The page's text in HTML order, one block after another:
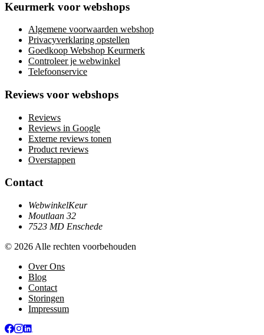
Keurmerk voor webshops
Algemene voorwaarden webshop
Privacyverklaring opstellen
Goedkoop Webshop Keurmerk
Controleer je webwinkel
Telefoonservice
Reviews voor webshops
Reviews
Reviews in Google
Externe reviews tonen
Product reviews
Overstappen
Contact
WebwinkelKeur
Moutlaan 32
7523 MD Enschede
© 2026 Alle rechten voorbehouden
Over Ons
Blog
Contact
Storingen
Impressum